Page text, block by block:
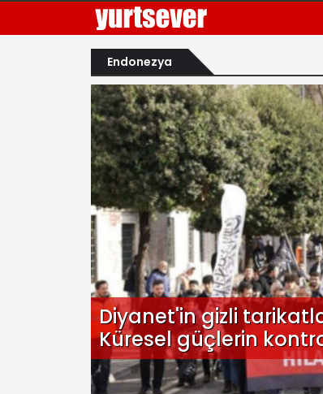
Endonezya
Diyanet'in gizli
Küresel güçlerin